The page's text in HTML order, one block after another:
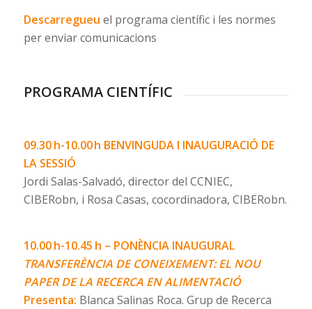
Descarregueu el programa científic i les normes
per enviar comunicacions
PROGRAMA CIENTÍFIC
09.30 h-10.00 h BENVINGUDA I INAUGURACIÓ DE
LA SESSIÓ
Jordi Salas-Salvadó, director del CCNIEC,
CIBERobn, i Rosa Casas, cocordinadora, CIBERobn.
10.00 h-10.45 h – PONÈNCIA INAUGURAL
TRANSFERÈNCIA DE CONEIXEMENT: EL NOU
PAPER DE LA RECERCA EN ALIMENTACIÓ
Presenta: Blanca Salinas Roca. Grup de Recerca